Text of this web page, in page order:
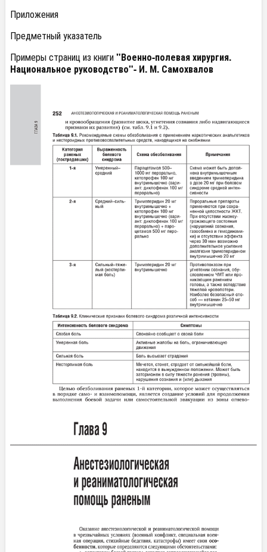
Приложения
Предметный указатель
Примеры страниц из книги"Военно-полевая хирургия.
Национальное руководство"- И. М. Самохвалов